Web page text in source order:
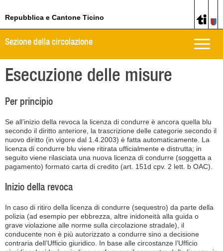
Repubblica e Cantone Ticino
Toggle
Sezione della circolazione
Esecuzione delle misure
Per principio
Se all’inizio della revoca la licenza di condurre è ancora quella blu
secondo il diritto anteriore, la trascrizione delle categorie secondo il
nuovo diritto (in vigore dal 1.4.2003) è fatta automaticamente. La
licenza di condurre blu viene ritirata ufficialmente e distrutta; in
seguito viene rilasciata una nuova licenza di condurre (soggetta a
pagamento) formato carta di credito (art. 151d cpv. 2 lett. b OAC).
Inizio della revoca
In caso di ritiro della licenza di condurre (sequestro) da parte della
polizia (ad esempio per ebbrezza, altre inidoneità alla guida o
grave violazione alle norme sulla circolazione stradale), il
conducente non è più autorizzato a condurre sino a decisione
contraria dell’Ufficio giuridico. In base alle circostanze l’Ufficio